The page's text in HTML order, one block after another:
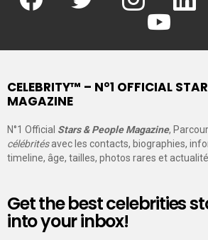
youtube
CELEBRITY™ – N°1 OFFICIAL
MAGAZINE
N°1 Official Stars & People Magazine,
célébritésavec les contacts, biographies,
timeline, âge, tailles, photos rares et
Get the best celebrities
into your inbox!